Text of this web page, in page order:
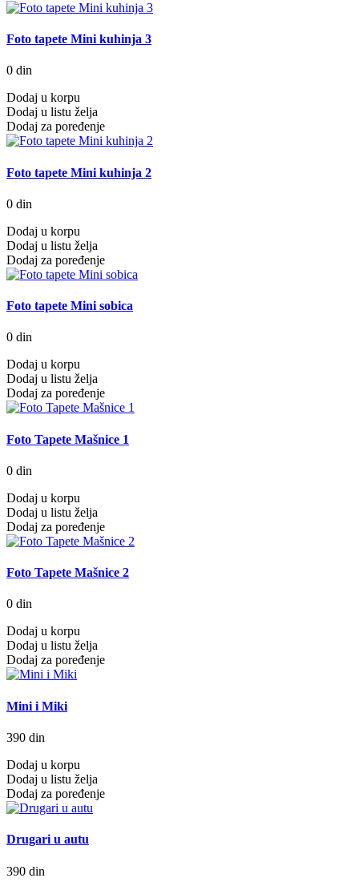
Foto tapete Mini kuhinja 3
0 din
Dodaj u korpu
Dodaj u listu želja
Dodaj za poređenje
Foto tapete Mini kuhinja 2
0 din
Dodaj u korpu
Dodaj u listu želja
Dodaj za poređenje
Foto tapete Mini sobica
0 din
Dodaj u korpu
Dodaj u listu želja
Dodaj za poređenje
Foto Tapete Mašnice 1
0 din
Dodaj u korpu
Dodaj u listu želja
Dodaj za poređenje
Foto Tapete Mašnice 2
0 din
Dodaj u korpu
Dodaj u listu želja
Dodaj za poređenje
Mini i Miki
390 din
Dodaj u korpu
Dodaj u listu želja
Dodaj za poređenje
Drugari u autu
390 din